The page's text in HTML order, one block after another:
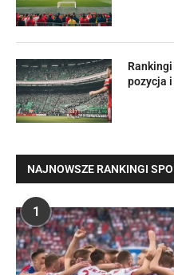
pozycja
NAJNOWSZE RANKINGI
1